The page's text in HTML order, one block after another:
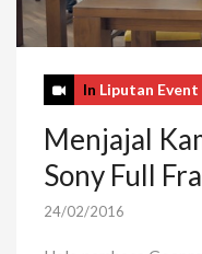
In Liputan Event
Menjajal
Sony Full
24/02/2016